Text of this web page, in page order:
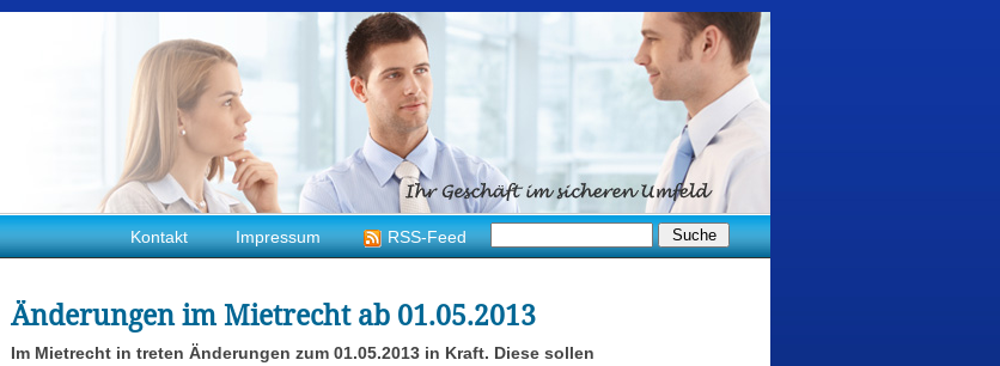
Kontakt Impressum RSS-Feed
Änderungen im Mietrecht ab 01.05.2013
Im Mietrecht in treten Änderungen zum 01.05.2013 in Kraft. Diese sollen